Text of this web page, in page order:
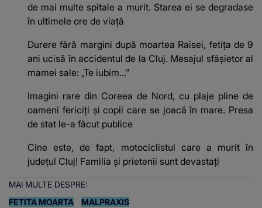
de mai multe spitale a murit. Starea ei se degradase
în ultimele ore de viață
Durere fără margini după moartea Raisei, fetița de 9
ani ucisă în accidentul de la Cluj. Mesajul sfâșietor al
mamei sale: „Te iubim…”
Imagini rare din Coreea de Nord, cu plaje pline de
oameni fericiți și copii care se joacă în mare. Presa
de stat le-a făcut publice
Cine este, de fapt, motociclistul care a murit în
județul Cluj! Familia și prietenii sunt devastați
MAI MULTE DESPRE:
FETITA MOARTA
MALPRAXIS